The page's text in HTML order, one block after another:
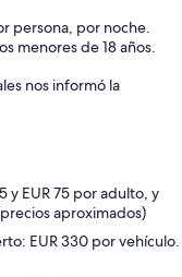
persona, por noche.
menores de 18 años.
nos informó la
y EUR 75 por adulto, y
aproximados)
EUR 330 por vehículo.